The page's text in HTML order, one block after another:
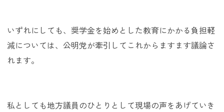
いずれにしても、奨学金を始めとした教育にかかる負担軽
減については、公明党が牽引してこれからますます議論さ
れます。
私としても地方議員のひとりとして現場の声をあげていき